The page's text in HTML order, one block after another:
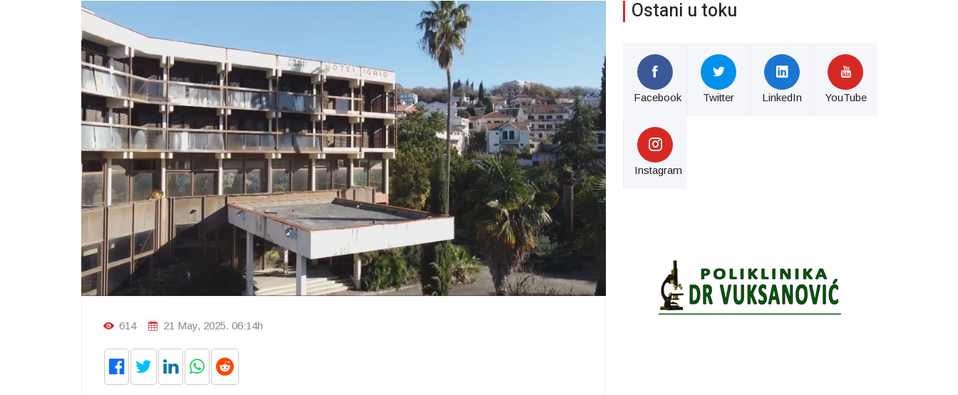
614 21 May, 2025. 06:14h
Ostani u toku
Facebook Twitter LinkedIn YouTube
Instagram